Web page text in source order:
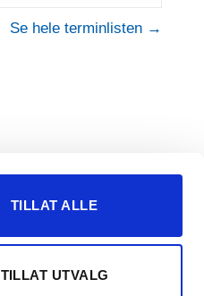
TILLAT ALLE
TILLAT UTVALG
Se hele terminlisten →